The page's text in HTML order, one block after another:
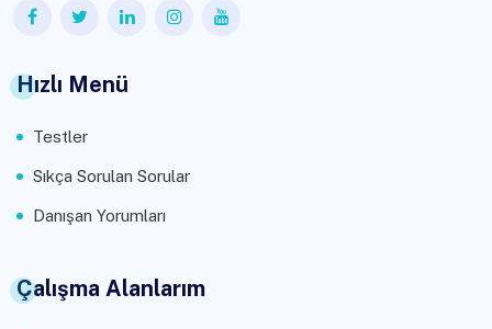
Hızlı Menü
Testler
Sıkça Sorulan Sorular
Danışan Yorumları
Çalışma Alanlarım